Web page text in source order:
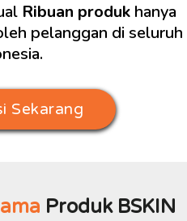
Ribuan produkhanya
pelanggan di seluruh
Sekarang
Produk BSKIN